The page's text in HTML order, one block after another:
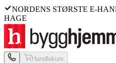
NORDENS STØRSTE E-
HAGE
Handlekurv